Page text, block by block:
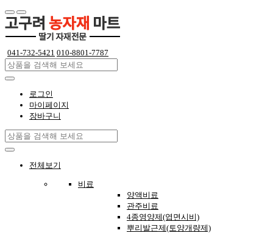
041-732-5421 010-8801-7787
로그인
마이페이지
장바구니
전체보기
비료
양액비료
관주비료
4종영양제(엽면시비)
뿌리발근제(토양개량제)